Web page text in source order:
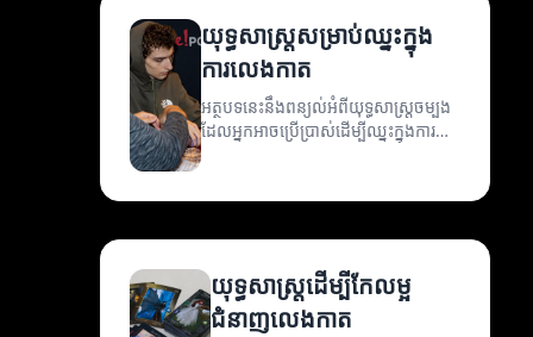
យុទ្ធសាស្ត្រសម្រាប់ឈ្នះក្នុង
ការលេងកាត
អត្ថបទនេះនឹងពន្យល់អំពីយុទ្ធសាស្ត្រចម្បង
ដែលអ្នកអាចប្រើប្រាស់ដើម្បីឈ្នះក្នុងការ
យុទ្ធសាស្ត្រដើម្បីកែលម្អ
ជំនាញលេងកាត